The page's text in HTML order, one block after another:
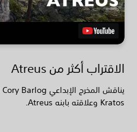
الاقتراب أكثر من Atreus
Kratos وعلاقته بابنه Atreus.